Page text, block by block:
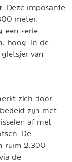
. Deze imposante
meter.
een serie
hoog. In de
van
zich door
zijn met
af met
De
ruim 2.300
de